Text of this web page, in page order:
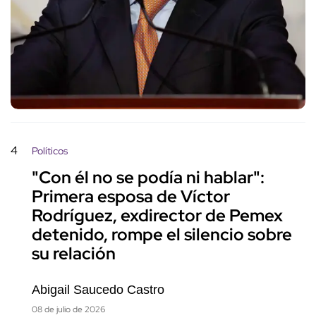
4 Políticos
"Con él no se podía ni hablar":
Primera esposa de Víctor
Rodríguez, exdirector de Pemex
detenido, rompe el silencio sobre
su relación
Abigail Saucedo Castro
08 de julio de 2026